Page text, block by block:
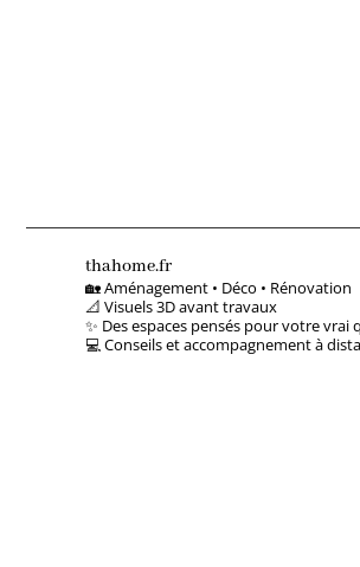
thahome.fr
🏡 Aménagement • Déco • Rénovation
📐 Visuels 3D avant travaux
✨ Des espaces pensés pour votre vrai
💻 Conseils et accompagnement à